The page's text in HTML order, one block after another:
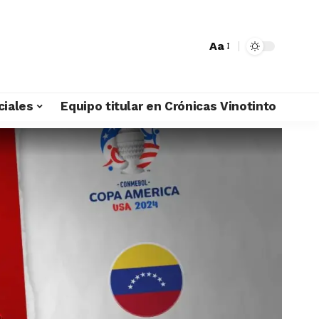
Aa
Equipo titular en Crónicas Vinotinto